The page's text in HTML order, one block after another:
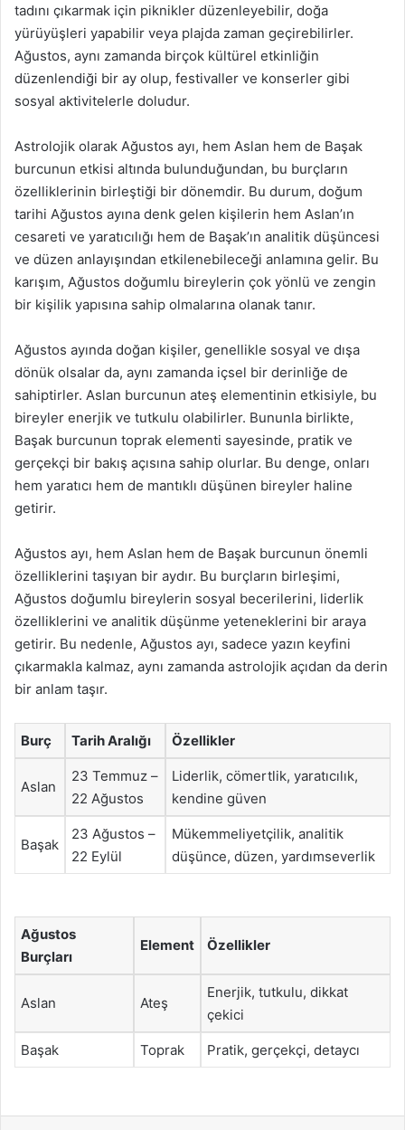
tadını çıkarmak için piknikler düzenleyebilir, doğa
yürüyüşleri yapabilir veya plajda zaman geçirebilirler.
Ağustos, aynı zamanda birçok kültürel etkinliğin
düzenlendiği bir ay olup, festivaller ve konserler gibi
sosyal aktivitelerle doludur.
Astrolojik olarak Ağustos ayı, hem Aslan hem de Başak
burcunun etkisi altında bulunduğundan, bu burçların
özelliklerinin birleştiği bir dönemdir. Bu durum, doğum
tarihi Ağustos ayına denk gelen kişilerin hem Aslan’ın
cesareti ve yaratıcılığı hem de Başak’ın analitik düşüncesi
ve düzen anlayışından etkilenebileceği anlamına gelir. Bu
karışım, Ağustos doğumlu bireylerin çok yönlü ve zengin
bir kişilik yapısına sahip olmalarına olanak tanır.
Ağustos ayında doğan kişiler, genellikle sosyal ve dışa
dönük olsalar da, aynı zamanda içsel bir derinliğe de
sahiptirler. Aslan burcunun ateş elementinin etkisiyle, bu
bireyler enerjik ve tutkulu olabilirler. Bununla birlikte,
Başak burcunun toprak elementi sayesinde, pratik ve
gerçekçi bir bakış açısına sahip olurlar. Bu denge, onları
hem yaratıcı hem de mantıklı düşünen bireyler haline
getirir.
Ağustos ayı, hem Aslan hem de Başak burcunun önemli
özelliklerini taşıyan bir aydır. Bu burçların birleşimi,
Ağustos doğumlu bireylerin sosyal becerilerini, liderlik
özelliklerini ve analitik düşünme yeteneklerini bir araya
getirir. Bu nedenle, Ağustos ayı, sadece yazın keyfini
çıkarmakla kalmaz, aynı zamanda astrolojik açıdan da derin
bir anlam taşır.
Burç Tarih Aralığı Özellikler
Aslan
23 Temmuz –
22 Ağustos
Liderlik, cömertlik, yaratıcılık,
kendine güven
Başak
23 Ağustos –
22 Eylül
Mükemmeliyetçilik, analitik
düşünce, düzen, yardımseverlik
Ağustos
Burçları
Element Özellikler
Aslan Ateş
Enerjik, tutkulu, dikkat
çekici
Başak Toprak Pratik, gerçekçi, detaycı